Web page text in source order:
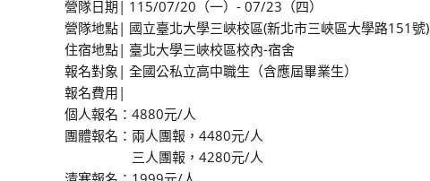
營隊日期| 115/07/20（一）- 07/23（四）
營隊地點| 國立臺北大學三峽校區(新北市三峽區大學路151號)
住宿地點| 臺北大學三峽校區校內-宿舍
報名對象| 全國公私立高中職生（含應屆畢業生）
報名費用|
個人報名：4880元/人
團體報名：兩人團報，4480元/人
三人團報，4280元/人